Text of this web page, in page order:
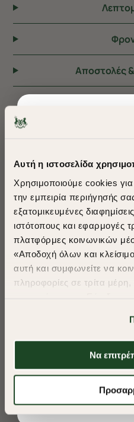
Αυτή η ιστοσελίδα
Χρησιμοποιούμε cookies
την εμπειρία περιήγησής
εξατομικευμένες
ιστότοπους και εφαρμογές
πλατφόρμες κοινωνικών
«Αποδοχή όλων και
αυτή και συμφωνείτε να
πληροφορίες σε τρίτα
απαιτούμενα cookies» και
στα cookies και τις
απαραίτητα για την ασφαλή
λειτουργικότητα της
θα μπορούμε να
Να
Αποστολές
ΠΡΟΤΕΙΝΟΥΜΕ ΓΙΑ
ΠΟΥΚΑΜΙΣΟ OXFORD REGULAR
​
A